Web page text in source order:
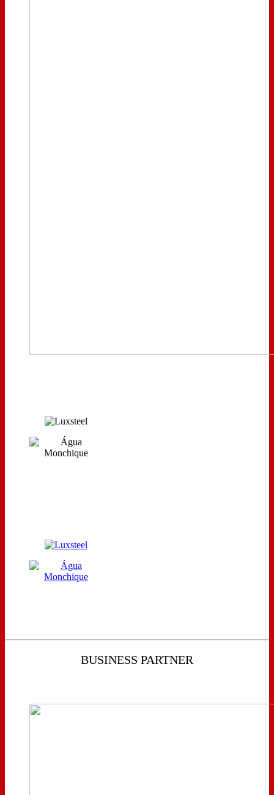
BUSINESS PARTNER